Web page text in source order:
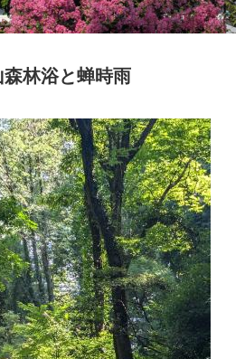
森林浴と蝉時雨